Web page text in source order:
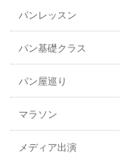
パンレッスン
パン基礎クラス
パン屋巡り
マラソン
メディア出演